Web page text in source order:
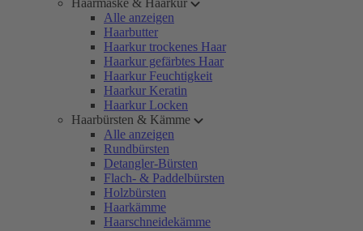
Haarmaske & Haarkur
Alle anzeigen
Haarbutter
Haarkur trockenes Haar
Haarkur gefärbtes Haar
Haarkur Feuchtigkeit
Haarkur Keratin
Haarkur Locken
Haarbürsten & Kämme
Alle anzeigen
Rundbürsten
Detangler-Bürsten
Flach- & Paddelbürsten
Holzbürsten
Haarkämme
Haarschneidekämme